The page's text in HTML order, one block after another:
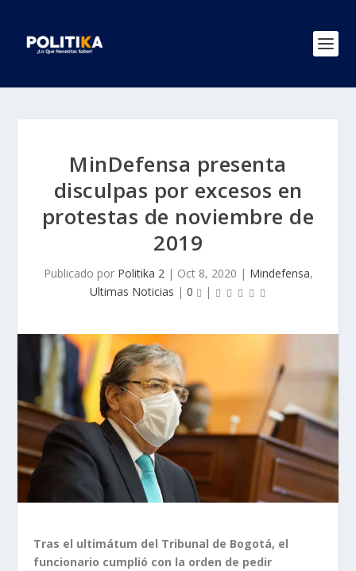
MinDefensa presenta
disculpas por excesos en
protestas de noviembre de
2019
Publicado por Politika 2| Oct 8, 2020 | Mindefensa,
Ultimas Noticias | 0 |
Tras el ultimátum del Tribunal de Bogotá, el
funcionario cumplió con la orden de pedir